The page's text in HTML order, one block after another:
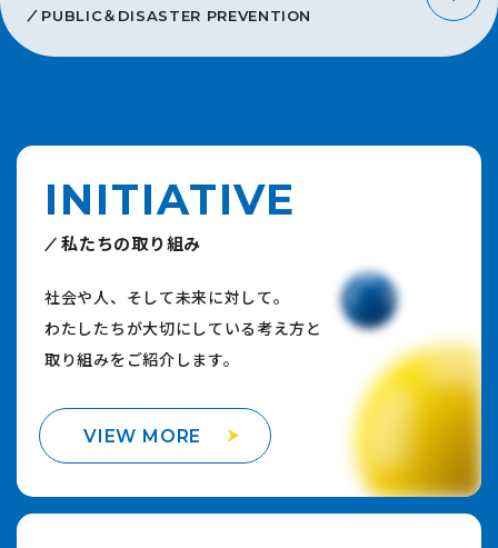
PUBLIC＆DISASTER PREVENTION
INITIATIVE
私たちの取り組み
社会や人、そして未来に対して。
わたしたちが大切にしている考え方と
取り組みをご紹介します。
VIEW MORE